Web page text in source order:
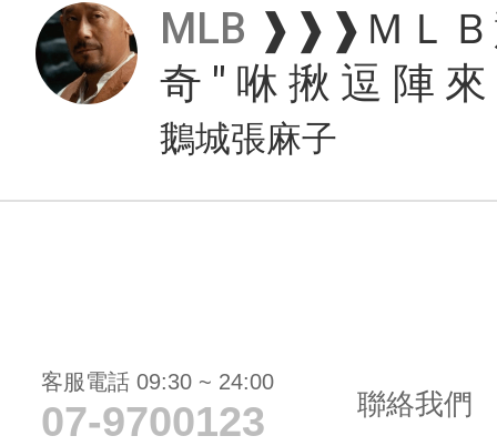
MLB ❱❱❱ＭＬＢ
奇 " 咻 揪 逗 陣
鵝城張麻子
客服電話 09:30 ~ 24:00
07-9700123 聯絡我們